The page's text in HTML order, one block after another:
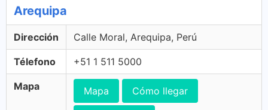
Arequipa
Dirección Calle Moral, Arequipa, Perú
Télefono +51 1 511 5000
Mapa Mapa Cómo llegar